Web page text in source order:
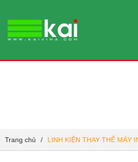
Trang chủ / LINH KIỆN THAY THẾ MÁY